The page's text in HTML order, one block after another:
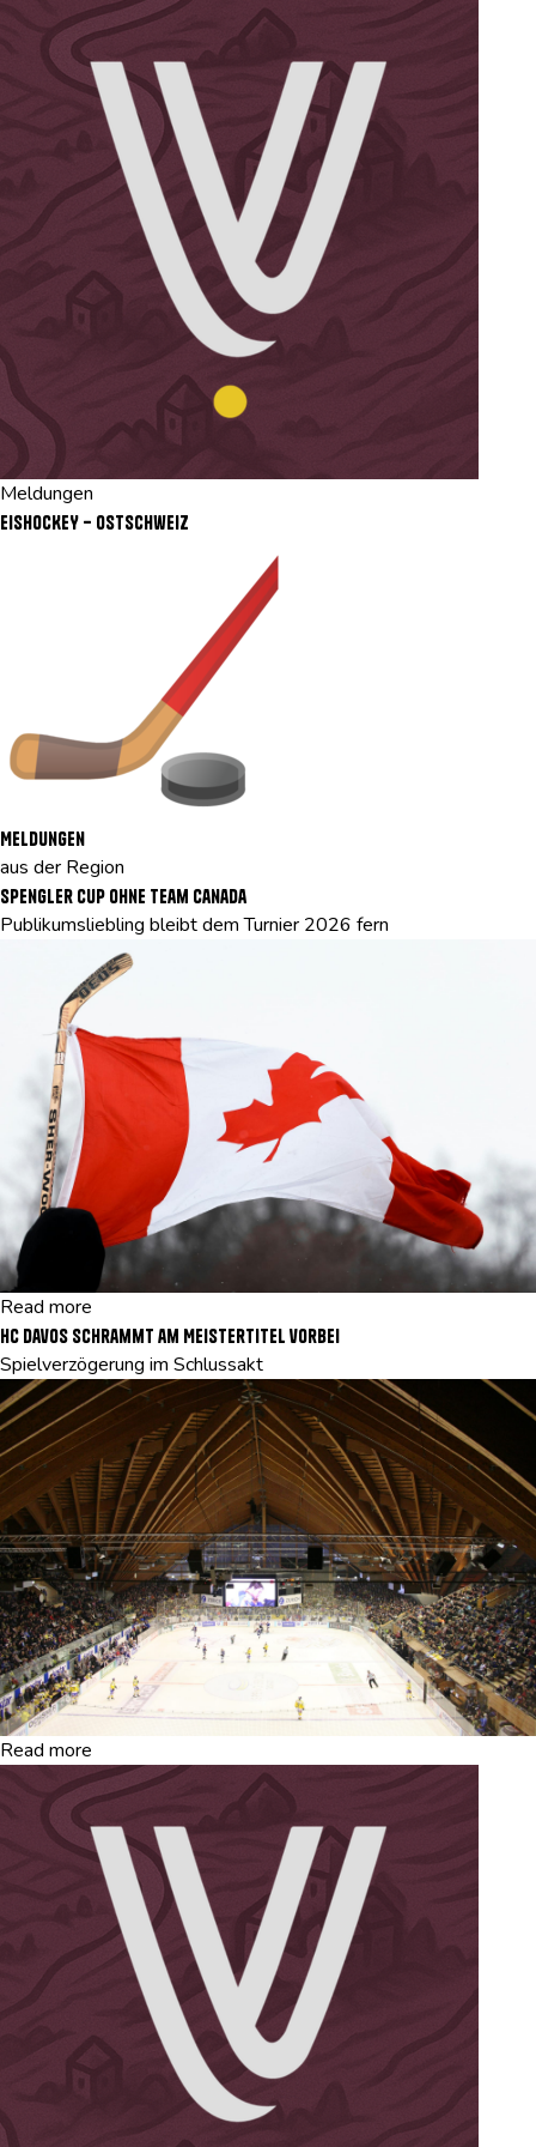
Meldungen
EISHOCKEY – Ostschweiz
Meldungen
aus der Region
Spengler Cup ohne Team Canada
Publikumsliebling bleibt dem Turnier 2026 fern
Read more
HC Davos schrammt am Meistertitel vorbei
Spielverzögerung im Schlussakt
Read more